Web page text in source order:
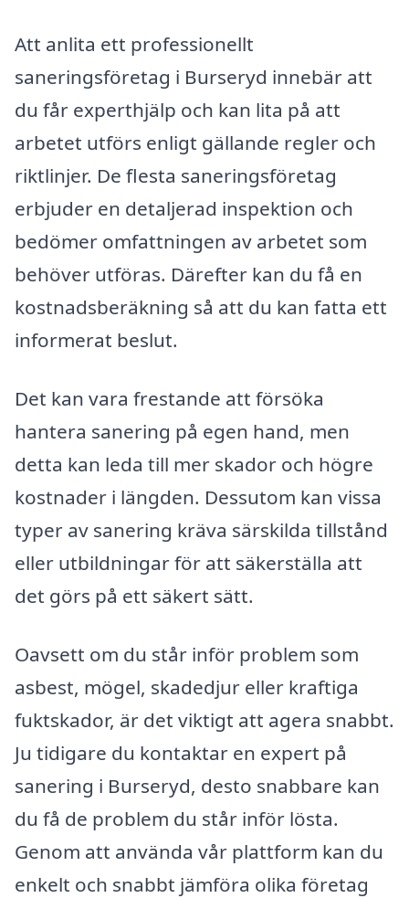
Att anlita ett professionellt
saneringsföretag i Burseryd innebär att
du får experthjälp och kan lita på att
arbetet utförs enligt gällande regler och
riktlinjer. De flesta saneringsföretag
erbjuder en detaljerad inspektion och
bedömer omfattningen av arbetet som
behöver utföras. Därefter kan du få en
kostnadsberäkning så att du kan fatta ett
informerat beslut.
Det kan vara frestande att försöka
hantera sanering på egen hand, men
detta kan leda till mer skador och högre
kostnader i längden. Dessutom kan vissa
typer av sanering kräva särskilda tillstånd
eller utbildningar för att säkerställa att
det görs på ett säkert sätt.
Oavsett om du står inför problem som
asbest, mögel, skadedjur eller kraftiga
fuktskador, är det viktigt att agera snabbt.
Ju tidigare du kontaktar en expert på
sanering i Burseryd, desto snabbare kan
du få de problem du står inför lösta.
Genom att använda vår plattform kan du
enkelt och snabbt jämföra olika företag